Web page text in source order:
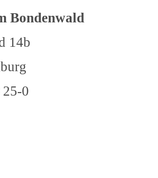
Bondenwald
14b
0